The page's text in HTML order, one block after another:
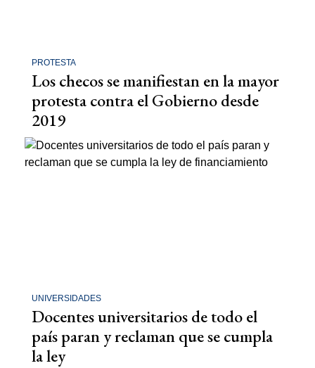
PROTESTA
Los checos se manifiestan en la mayor
protesta contra el Gobierno desde
2019
UNIVERSIDADES
Docentes universitarios de todo el
país paran y reclaman que se cumpla
la ley